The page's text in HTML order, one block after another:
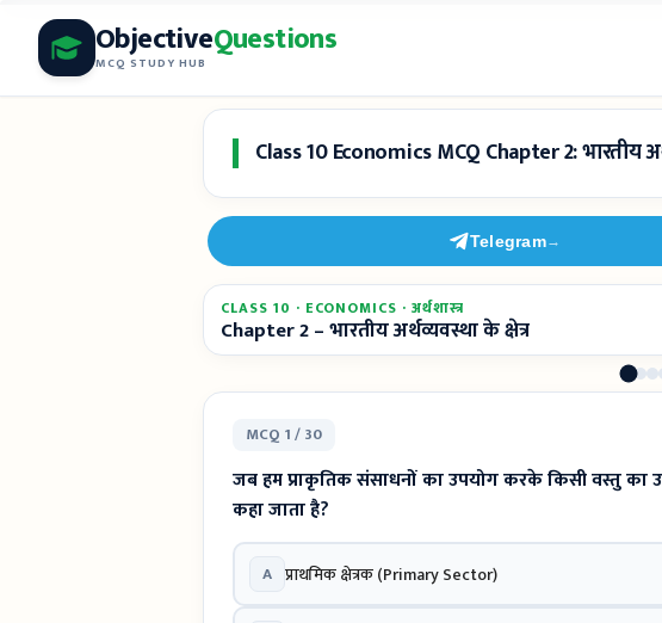
content
ObjectiveQuestions
MCQ STUDY HUB
Class 10 Economics MCQ Chapter 2: भारतीय
Telegram→
CLASS 10 · ECONOMICS · अर्थशास्त्र
Chapter 2 – भारतीय अर्थव्यवस्था के क्षेत्र
MCQ 1 / 30
जब हम प्राकृतिक संसाधनों का उपयोग करके किसी वस्तु का
कहा जाता है?
A प्राथमिक क्षेत्रक (Primary Sector)